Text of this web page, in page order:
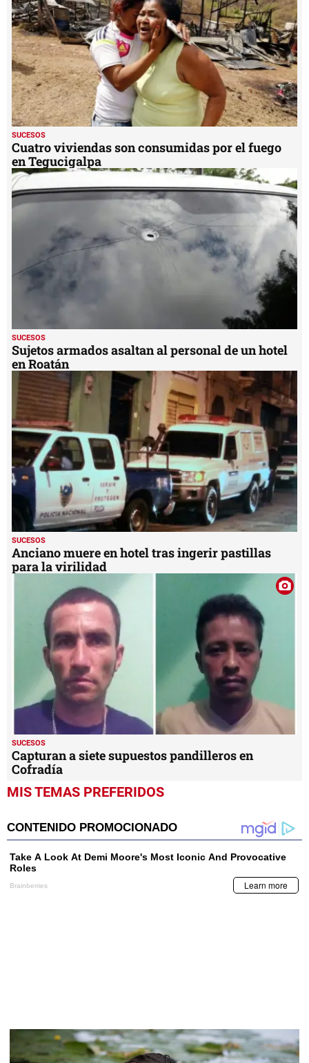
SUCESOS
Cuatro viviendas son consumidas por el fuego
en Tegucigalpa
SUCESOS
Sujetos armados asaltan al personal de un hotel
en Roatán
SUCESOS
Anciano muere en hotel tras ingerir pastillas
para la virilidad
SUCESOS
Capturan a siete supuestos pandilleros en
Cofradía
MIS TEMAS PREFERIDOS